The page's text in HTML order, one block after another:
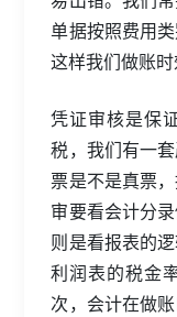
单据按照费用
这样我们做账时
凭证审核是保
税，我们有一
票是不是真票
审要看会计分
则是看报表的
利润表的税金
次，会计在做